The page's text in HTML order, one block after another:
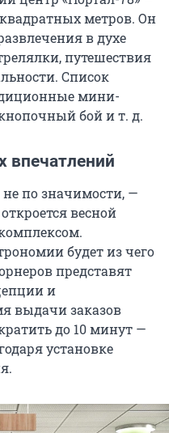
метров. Он
в духе
путешествия
Список
мини-
бой и т. д.
впечатлений
по значимости, —
весной
будет из чего
представят
и
выдачи заказов
до 10 минут —
установке